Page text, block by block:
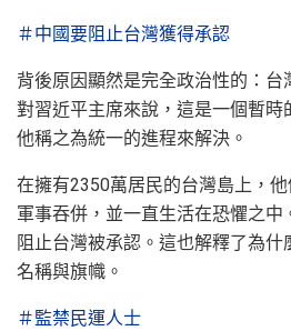
＃中國要阻止台灣獲得承認
背後原因顯然是完全政治性的：台
對習近平主席來說，這是一個暫時
他稱之為統一的進程來解決。
在擁有2350萬居民的台灣島上，
軍事吞併，並一直生活在恐懼之
阻止台灣被承認。這也解釋了為
名稱與旗幟。
＃監禁民運人士